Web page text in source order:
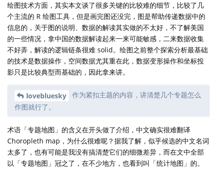
绘图技术方面，其实本文谈了很多关键的比较难的细节，比较了几
个主流的 R 绘图工具，但是画完图还没完，图是帮助传递数据中的
信息的，关于图的说明、数据的解读其实做的不太好，不了解美国
的一些情况，拿中国的数据解读起来一来可能敏感，二来数据收集
不好弄，解读的逻辑链条很难 solid。绘图之前整个探索分析最基础
的技术是数据操作，空间数据尤其重在此，数据变形操作和坐标投
影只是比较典型而基础的，因此拿来讲。
lovebluesky
作为紧扣主题的内容，讲清楚几个专题怎么
作图就行了。
术语「专题地图」的含义在开头做了介绍，中文确实很难翻译
Choropleth map，为什么很难呢？据我了解，似乎候选的中文名词
太多了，也有可能是我没有搞清楚它们的细微差异，而在文中全部
以「专题地图」冠之了，在不少地方，也看到叫「统计地图」的。